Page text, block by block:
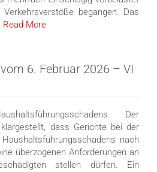
begangen. Das
Read More
6. Februar 2026 – VI
Der
dass Gerichte bei der
nach
überzogenen Anforderungen an
stellen dürfen. Ein